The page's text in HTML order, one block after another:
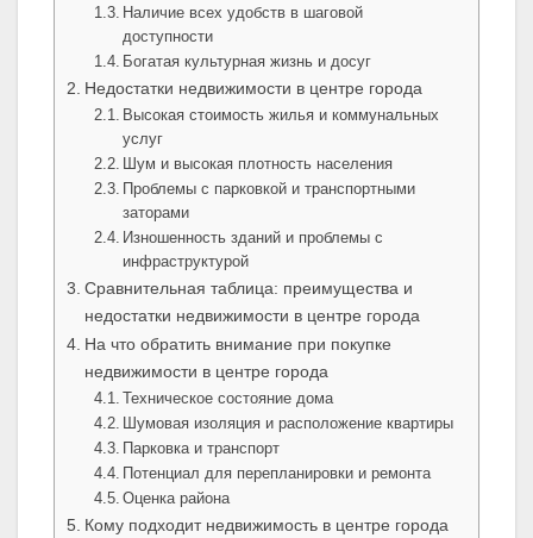
Наличие всех удобств в шаговой
доступности
Богатая культурная жизнь и досуг
Недостатки недвижимости в центре города
Высокая стоимость жилья и коммунальных
услуг
Шум и высокая плотность населения
Проблемы с парковкой и транспортными
заторами
Изношенность зданий и проблемы с
инфраструктурой
Сравнительная таблица: преимущества и
недостатки недвижимости в центре города
На что обратить внимание при покупке
недвижимости в центре города
Техническое состояние дома
Шумовая изоляция и расположение квартиры
Парковка и транспорт
Потенциал для перепланировки и ремонта
Оценка района
Кому подходит недвижимость в центре города